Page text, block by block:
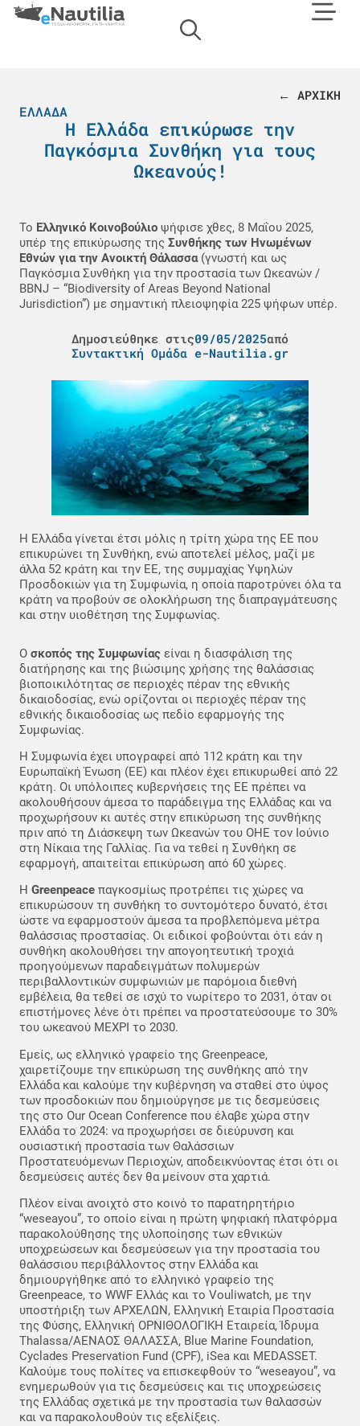
← ΑΡΧΙΚΗ
ΕΛΛΆΔΑ
Η Ελλάδα επικύρωσε την
Παγκόσμια Συνθήκη για τους
Ωκεανούς!
Το Ελληνικό Κοινοβούλιο ψήφισε χθες, 8 Μαΐου 2025,
υπέρ της επικύρωσης της Συνθήκης των Ηνωμένων
Εθνών για την Ανοικτή Θάλασσα (γνωστή και ως
Παγκόσμια Συνθήκη για την προστασία των Ωκεανών /
BBNJ – “Biodiversity of Areas Beyond National
Jurisdiction”) με σημαντική πλειοψηφία 225 ψήφων υπέρ.
Δημοσιεύθηκε στις09/05/2025από
Συντακτική Ομάδα e-Nautilia.gr
Η Ελλάδα γίνεται έτσι μόλις η τρίτη χώρα της ΕΕ που
επικυρώνει τη Συνθήκη, ενώ αποτελεί μέλος, μαζί με
άλλα 52 κράτη και την ΕΕ, της συμμαχίας Υψηλών
Προσδοκιών για τη Συμφωνία, η οποία παροτρύνει όλα τα
κράτη να προβούν σε ολοκλήρωση της διαπραγμάτευσης
και στην υιοθέτηση της Συμφωνίας.
Ο σκοπός της Συμφωνίας είναι η διασφάλιση της
διατήρησης και της βιώσιμης χρήσης της θαλάσσιας
βιοποικιλότητας σε περιοχές πέραν της εθνικής
δικαιοδοσίας, ενώ ορίζονται οι περιοχές πέραν της
εθνικής δικαιοδοσίας ως πεδίο εφαρμογής της
Συμφωνίας.
Η Συμφωνία έχει υπογραφεί από 112 κράτη και την
Ευρωπαϊκή Ένωση (ΕΕ) και πλέον έχει επικυρωθεί από 22
κράτη. Οι υπόλοιπες κυβερνήσεις της ΕΕ πρέπει να
ακολουθήσουν άμεσα το παράδειγμα της Ελλάδας και να
προχωρήσουν κι αυτές στην επικύρωση της συνθήκης
πριν από τη Διάσκεψη των Ωκεανών του ΟΗΕ τον Ιούνιο
στη Νίκαια της Γαλλίας. Για να τεθεί η Συνθήκη σε
εφαρμογή, απαιτείται επικύρωση από 60 χώρες.
Η Greenpeace παγκοσμίως προτρέπει τις χώρες να
επικυρώσουν τη συνθήκη το συντομότερο δυνατό, έτσι
ώστε να εφαρμοστούν άμεσα τα προβλεπόμενα μέτρα
θαλάσσιας προστασίας. Οι ειδικοί φοβούνται ότι εάν η
συνθήκη ακολουθήσει την απογοητευτική τροχιά
προηγούμενων παραδειγμάτων πολυμερών
περιβαλλοντικών συμφωνιών με παρόμοια διεθνή
εμβέλεια, θα τεθεί σε ισχύ το νωρίτερο το 2031, όταν οι
επιστήμονες λένε ότι πρέπει να προστατεύσουμε το 30%
του ωκεανού ΜΕΧΡΙ το 2030.
Εμείς, ως ελληνικό γραφείο της Greenpeace,
χαιρετίζουμε την επικύρωση της συνθήκης από την
Ελλάδα και καλούμε την κυβέρνηση να σταθεί στο ύψος
των προσδοκιών που δημιούργησε με τις δεσμεύσεις
της στο Our Ocean Conference που έλαβε χώρα στην
Ελλάδα το 2024: να προχωρήσει σε διεύρυνση και
ουσιαστική προστασία των Θαλάσσιων
Προστατευόμενων Περιοχών, αποδεικνύοντας έτσι ότι οι
δεσμεύσεις αυτές δεν θα μείνουν στα χαρτιά.
Πλέον είναι ανοιχτό στο κοινό το παρατηρητήριο
“weseayou”, το οποίο είναι η πρώτη ψηφιακή πλατφόρμα
παρακολούθησης της υλοποίησης των εθνικών
υποχρεώσεων και δεσμεύσεων για την προστασία του
θαλάσσιου περιβάλλοντος στην Ελλάδα και
δημιουργήθηκε από το ελληνικό γραφείο της
Greenpeace, το WWF Ελλάς και το Vouliwatch, με την
υποστήριξη των ΑΡΧΕΛΩΝ, Ελληνική Εταιρία Προστασία
της Φύσης, Ελληνική ΟΡΝΙΘΟΛΟΓΙΚΗ Εταιρεία, Ίδρυμα
Thalassa/ΑΕΝΑΟΣ ΘΑΛΑΣΣΑ, Blue Marine Foundation,
Cyclades Preservation Fund (CPF), iSea και MEDASSET.
Καλούμε τους πολίτες να επισκεφθούν το “weseayou”, να
ενημερωθούν για τις δεσμεύσεις και τις υποχρεώσεις
της Ελλάδας σχετικά με την προστασία των θαλασσών
και να παρακολουθούν τις εξελίξεις.